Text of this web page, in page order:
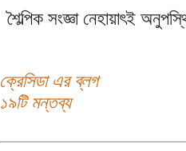
শৈল্পিক সংজ্ঞা নেহায়াৎই
ক্রেসিডা এর ব্লগ
১৯টি মন্তব্য